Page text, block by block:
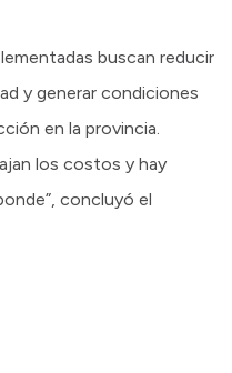
buscan reducir
y generar condiciones
en la provincia.
los costos y hay
concluyó el